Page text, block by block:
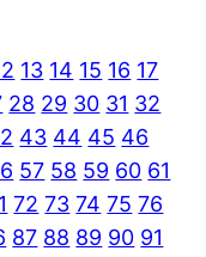
13 14 15 16 17
28 29 30 31 32
43 44 45 46
57 58 59 60 61
72 73 74 75 76
87 88 89 90 91